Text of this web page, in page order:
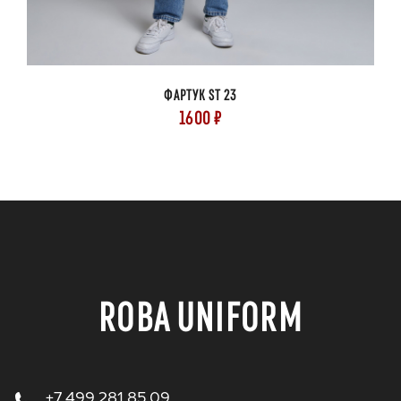
ФАРТУК ST 23
1600 ₽
ROBA UNIFORM